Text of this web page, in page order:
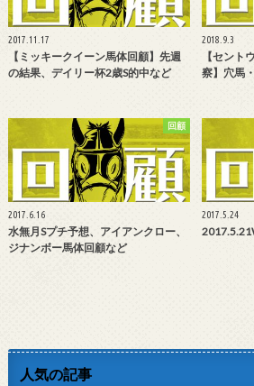
2017.11.17
【ミッキークイーン馬体回顧】先週
の結果、デイリー杯2歳S的中など
2018.9.3
【セント
察】穴馬
回顧
2017.6.16
水無月Sプチ予想、アイアンクロー、
ジナンボー馬体回顧など
2017.5.24
人気の記事